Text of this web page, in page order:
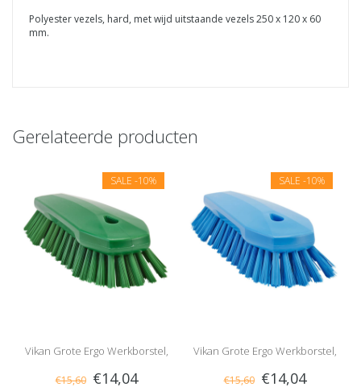
Polyester vezels, hard, met wijd uitstaande vezels 250 x 120 x 60
mm.
Gerelateerde producten
SALE -10%
Vikan Grote Ergo Werkborstel,
Hard, Groen
€15,60 €14,04
SALE -10%
Vikan Grote Ergo Werkborstel,
Hard, Blauw
€15,60 €14,04